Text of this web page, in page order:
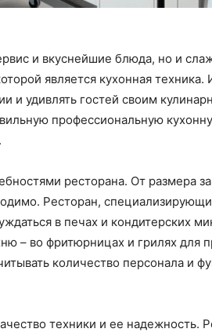
и вкуснейшие блюда, но и
является кухонная техника.
и удивлять гостей своим
профессиональную
ресторана. От размера
Ресторан,
в печах и кондитерских
– во фритюрницах и грилях для
количество персонала и
техники и ее надежность.